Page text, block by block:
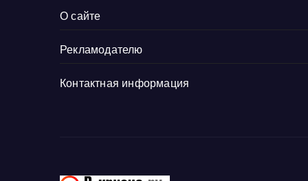
О сайте
Рекламодателю
Контактная информация